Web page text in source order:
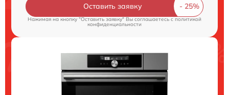
Оставить заявку
Нажимая на кнопку "Оставить заявку" Вы соглашаетесь cполитикой
конфиденциальности